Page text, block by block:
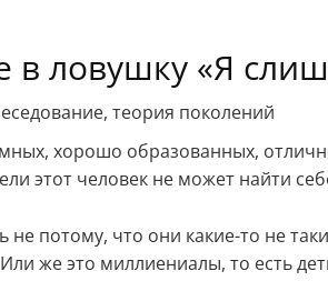
в ловушку «Я
, теория поколений
хорошо образованных,
этот человек не может найти
не потому, что они какие-то не
же это миллиениалы, то есть